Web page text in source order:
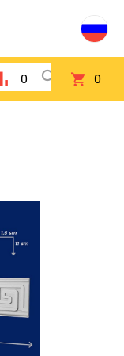
0 0